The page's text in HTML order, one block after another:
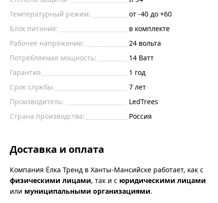
Температурный режим:
от -40 до +60
Блок питания:
в комплекте
Рабочее напряжение:
24 вольта
Потребляемая мощность:
14 Ватт
Гарантия
1 год
Срок службы
7 лет
Производитель:
LedTrees
Страна производства:
Россия
Доставка и оплата
Компания Ёлка Тренд в Ханты-Мансийске работает, как с
физическими лицами, так и с юридическими лицами
или муниципальными организациями.